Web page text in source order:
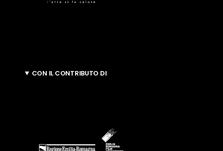
CON IL CONTRIBUTO DI